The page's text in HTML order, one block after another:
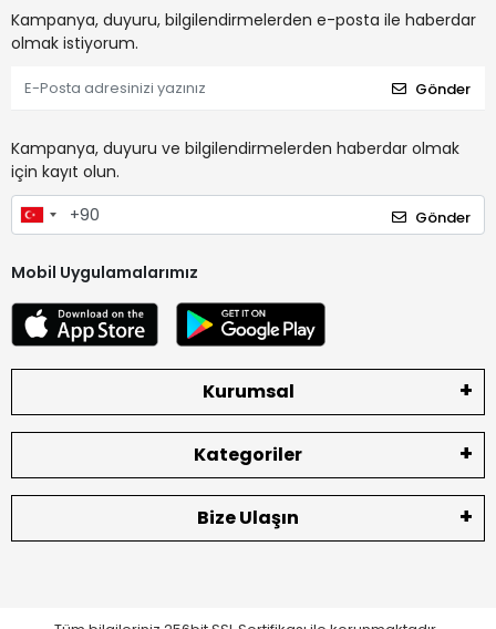
Kampanya, duyuru, bilgilendirmelerden e-posta ile haberdar
olmak istiyorum.
Gönder
Kampanya, duyuru ve bilgilendirmelerden haberdar olmak
için kayıt olun.
Gönder
Mobil Uygulamalarımız
Kurumsal
Kategoriler
Bize Ulaşın